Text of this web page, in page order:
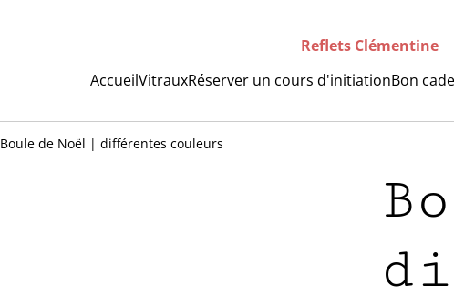
Reflets Clémentine
AccueilVitrauxRéserver un cours d'initiationBon
Boule de Noël | différentes couleurs